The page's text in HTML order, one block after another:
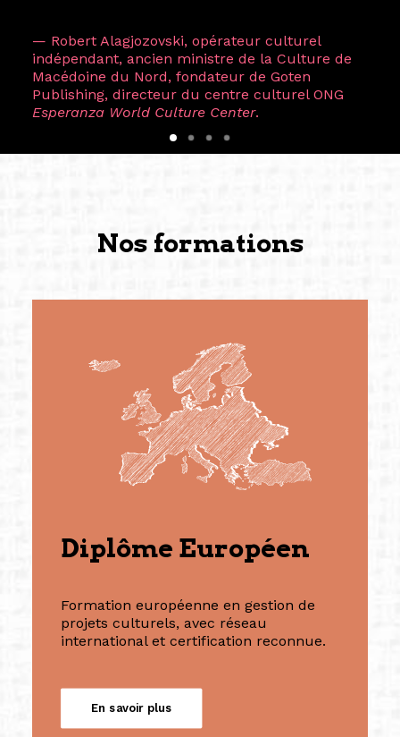
— Robert Alagjozovski, opérateur culturel
indépendant, ancien ministre de la Culture de
Macédoine du Nord, fondateur de Goten
Publishing, directeur du centre culturel ONG
Esperanza World Culture Center.
Nos formations
Diplôme Européen
Formation européenne en gestion de
projets culturels, avec réseau
international et certification reconnue.
En savoir plus